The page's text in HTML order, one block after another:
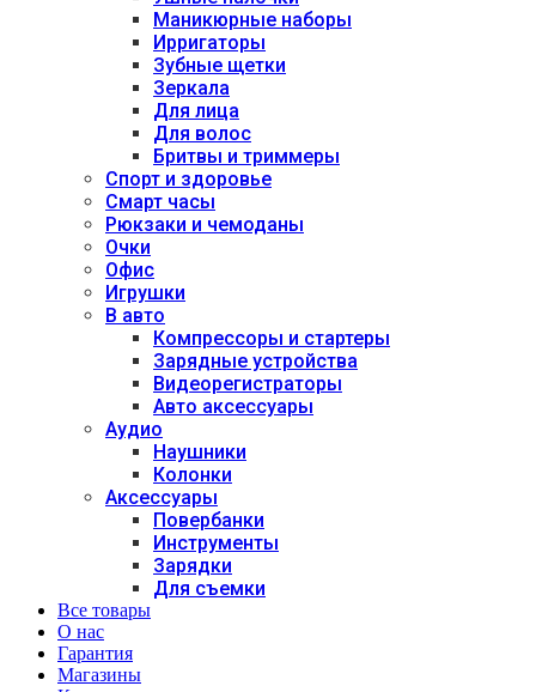
Маникюрные наборы
Ирригаторы
Зубные щетки
Зеркала
Для лица
Для волос
Бритвы и триммеры
Спорт и здоровье
Смарт часы
Рюкзаки и чемоданы
Очки
Офис
Игрушки
В авто
Компрессоры и стартеры
Зарядные устройства
Видеорегистраторы
Авто аксессуары
Аудио
Наушники
Колонки
Аксессуары
Повербанки
Инструменты
Зарядки
Для съемки
Все товары
О нас
Гарантия
Магазины